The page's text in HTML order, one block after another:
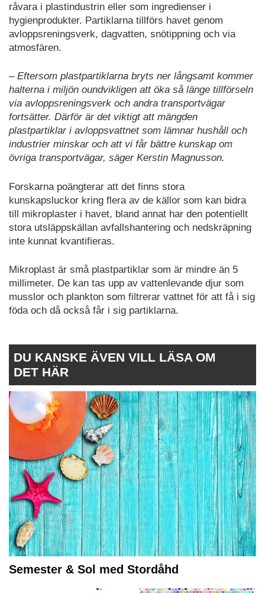
råvara i plastindustrin eller som ingredienser i
hygienprodukter. Partiklarna tillförs havet genom
avloppsreningsverk, dagvatten, snötippning och via
atmosfären.
– Eftersom plastpartiklarna bryts ner långsamt kommer
halterna i miljön oundvikligen att öka så länge tillförseln
via avloppsreningsverk och andra transportvägar
fortsätter. Därför är det viktigt att mängden
plastpartiklar i avloppsvattnet som lämnar hushåll och
industrier minskar och att vi får bättre kunskap om
övriga transportvägar, säger Kerstin Magnusson.
Forskarna poängterar att det finns stora
kunskapsluckor kring flera av de källor som kan bidra
till mikroplaster i havet, bland annat har den potentiellt
stora utsläppskällan avfallshantering och nedskräpning
inte kunnat kvantifieras.
Mikroplast är små plastpartiklar som är mindre än 5
millimeter. De kan tas upp av vattenlevande djur som
musslor och plankton som filtrerar vattnet för att få i sig
föda och då också får i sig partiklarna.
DU KANSKE ÄVEN VILL LÄSA OM
DET HÄR
Semester & Sol med Stordåhd